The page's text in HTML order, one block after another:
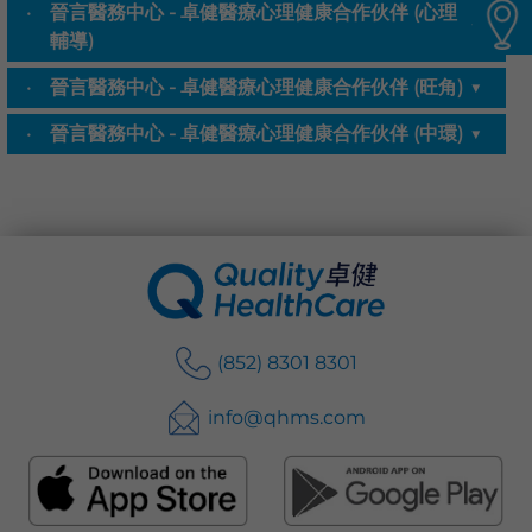
卓健eShop
晉言醫務中心 - 卓健醫療心理健康合作伙伴 (心理
輔導)
▼
晉言醫務中心 - 卓健醫療心理健康合作伙伴 (旺角) ▼
晉言醫務中心 - 卓健醫療心理健康合作伙伴 (中環) ▼
(852) 8301 8301
info@qhms.com